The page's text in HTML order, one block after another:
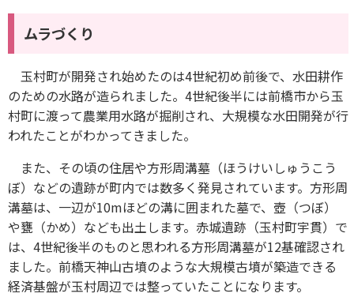
ムラづくり
玉村町が開発され始めたのは4世紀初め前後で、水田耕作
のための水路が造られました。4世紀後半には前橋市から玉
村町に渡って農業用水路が掘削され、大規模な水田開発が行
われたことがわかってきました。
また、その頃の住居や方形周溝墓（ほうけいしゅうこう
ぼ）などの遺跡が町内では数多く発見されています。方形周
溝墓は、一辺が10mほどの溝に囲まれた墓で、壺（つぼ）
や甕（かめ）なども出土します。赤城遺跡（玉村町宇貫）で
は、4世紀後半のものと思われる方形周溝墓が12基確認され
ました。前橋天神山古墳のような大規模古墳が築造できる
経済基盤が玉村周辺では整っていたことになります。